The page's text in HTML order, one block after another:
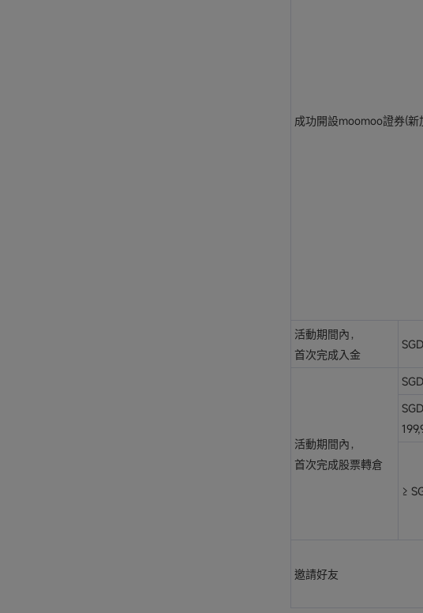
成功開設moomoo證券(新
活動期間內，
首次完成入金
活動期間內，
首次完成股票轉倉
≥
邀請好友